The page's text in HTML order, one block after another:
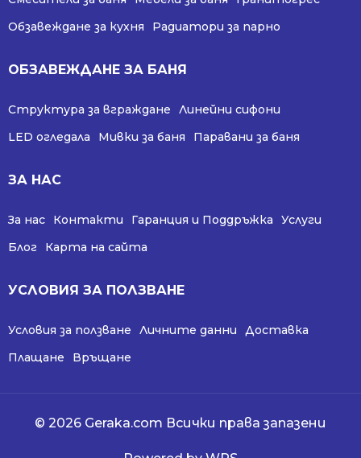
Обзавеждане за кухня
Радиатори за парно
ОБЗАВЕЖДАНЕ ЗА БАНЯ
Структура за вграждане
Линейни сифони
LED огледала
Мивки за баня Паравани за баня
ЗА НАС
За нас Контакти Гаранция и Поддръжка
Услуги
Блог
Карта на сайта
УСЛОВИЯ ЗА ПОЛЗВАНЕ
Условия за ползване Личните данни
Доставка
Плащане
Връщане
© 2026 Geraka.com Всички права запазени